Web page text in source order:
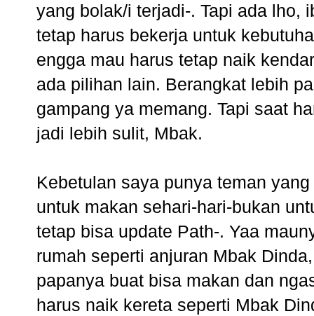
yang bolak/i terjadi-. Tapi ada lho,
tetap harus bekerja untuk
engga mau harus tetap naik
ada pilihan lain. Berangkat lebih
gampang ya memang. Tapi saat
jadi lebih sulit, Mbak.
Kebetulan saya punya teman
untuk makan sehari-hari-bukan
tetap bisa update Path-. Yaa
rumah seperti anjuran Mbak
papanya buat bisa makan dan
harus naik kereta seperti Mbak